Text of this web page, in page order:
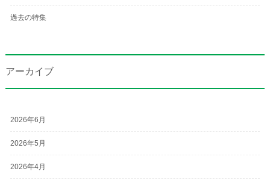
過去の特集
アーカイブ
2026年6月
2026年5月
2026年4月